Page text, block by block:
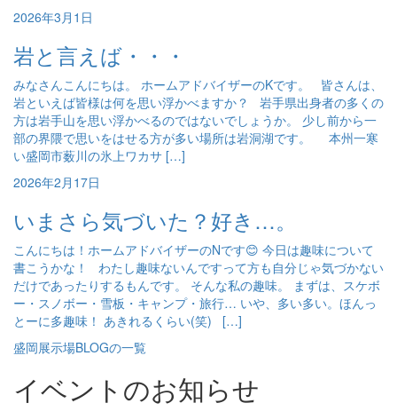
2026年3月1日
岩と言えば・・・
みなさんこんにちは。 ホームアドバイザーのKです。 皆さんは、
岩といえば皆様は何を思い浮かべますか？ 岩手県出身者の多くの
方は岩手山を思い浮かべるのではないでしょうか。 少し前から一
部の界隈で思いをはせる方が多い場所は岩洞湖です。 本州一寒
い盛岡市薮川の氷上ワカサ […]
2026年2月17日
いまさら気づいた？好き…。
こんにちは！ホームアドバイザーのNです😊 今日は趣味について
書こうかな！ わたし趣味ないんですって方も自分じゃ気づかない
だけであったりするもんです。 そんな私の趣味。 まずは、スケボ
ー・スノボー・雪板・キャンプ・旅行… いや、多い多い。ほんっ
とーに多趣味！ あきれるくらい(笑) […]
盛岡展示場BLOGの一覧
イベントのお知らせ